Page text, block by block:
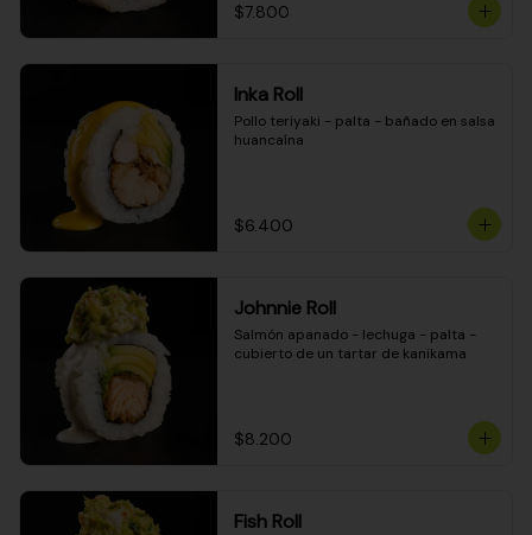
$7.800
Inka Roll
Pollo teriyaki - palta - bañado en salsa
huancaína
$6.400
Johnnie Roll
Salmón apanado - lechuga - palta -
cubierto de un tartar de kanikama
$8.200
Fish Roll